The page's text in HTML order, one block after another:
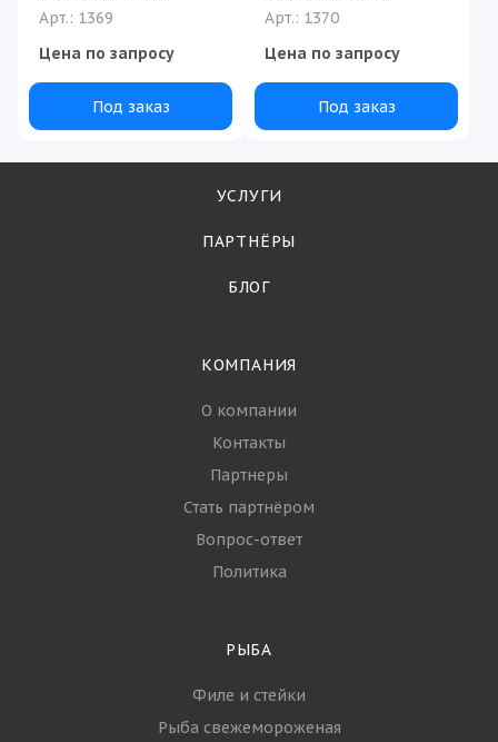
Арт.: 1369
Цена по запросу
Под заказ
Арт.: 1370
Цена по запросу
Под заказ
УСЛУГИ
ПАРТНЁРЫ
БЛОГ
КОМПАНИЯ
О компании
Контакты
Партнеры
Стать партнёром
Вопрос-ответ
Политика
РЫБА
Филе и стейки
Рыба свежемороженая